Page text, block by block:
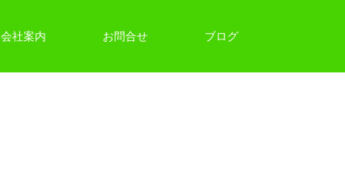
会社案内 お問合せ ブログ